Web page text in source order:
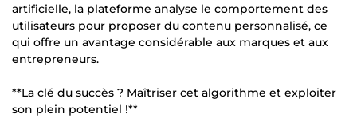
artificielle, la plateforme analyse le comportement des
utilisateurs pour proposer du contenu personnalisé, ce
qui offre un avantage considérable aux marques et aux
entrepreneurs.
**La clé du succès ? Maîtriser cet algorithme et exploiter
son plein potentiel !**